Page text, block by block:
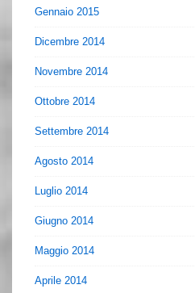
Gennaio 2015
Dicembre 2014
Novembre 2014
Ottobre 2014
Settembre 2014
Agosto 2014
Luglio 2014
Giugno 2014
Maggio 2014
Aprile 2014